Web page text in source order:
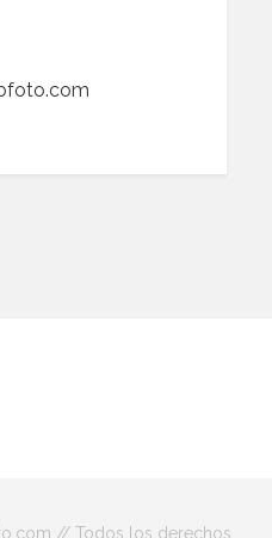
// Todos los derechos